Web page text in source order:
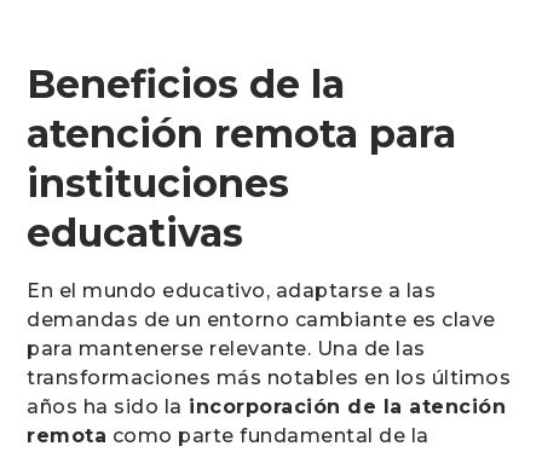
Beneficios de la
atención remota para
instituciones
educativas
En el mundo educativo, adaptarse a las
demandas de un entorno cambiante es clave
para mantenerse relevante. Una de las
transformaciones más notables en los últimos
años ha sido la incorporación de la atención
remota como parte fundamental de la